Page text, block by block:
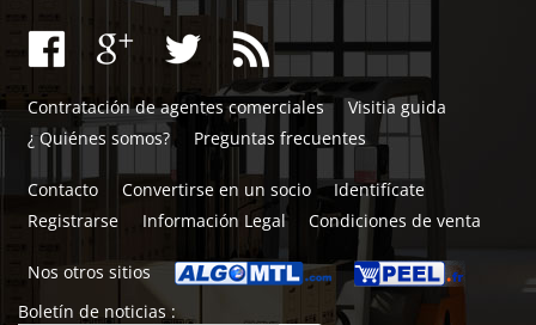
Contratación de agentes comerciales
Visitia guida
¿ Quiénes somos?
Preguntas frecuentes
Contacto Convertirse en un socio
Identifícate
Registrarse
Información Legal Condiciones de venta
Nos otros sitios
Boletín de noticias :